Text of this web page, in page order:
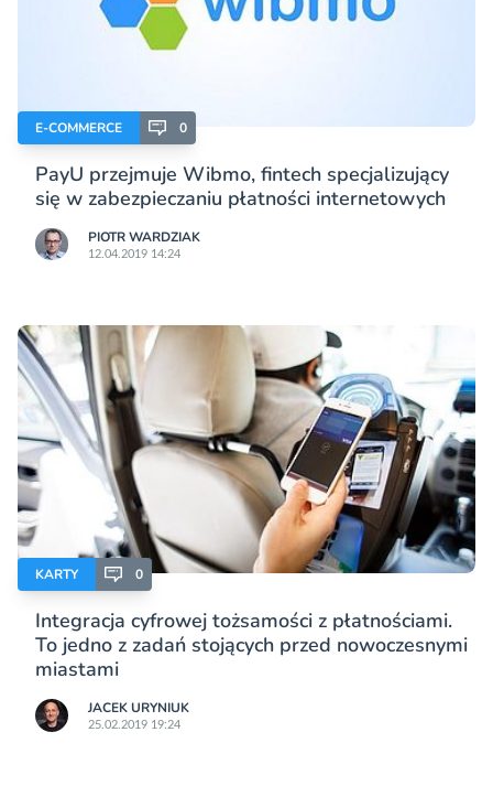
E-COMMERCE 0
PayU przejmuje Wibmo, fintech specjalizujący
się w zabezpieczaniu płatności internetowych
PIOTR WARDZIAK
12.04.2019 14:24
KARTY 0
Integracja cyfrowej tożsamości z płatnościami.
To jedno z zadań stojących przed nowoczesnymi
miastami
JACEK URYNIUK
25.02.2019 19:24